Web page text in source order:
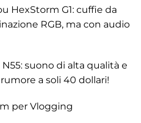
HexStorm G1: cuffie da
RGB, ma con audio
suono di alta qualità e
a soli 40 dollari!
per Vlogging